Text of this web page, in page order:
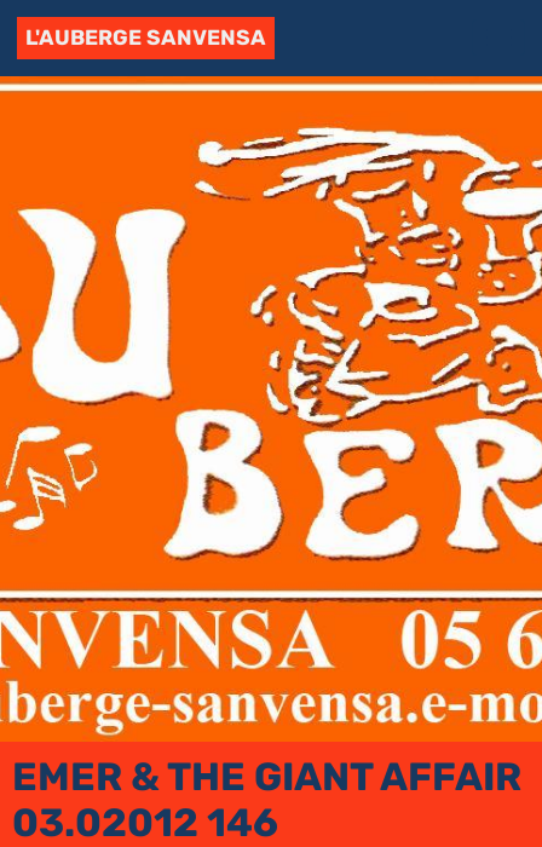
L'AUBERGE SANVENSA
EMER & THE GIANT AFFAIR
03.02012 146